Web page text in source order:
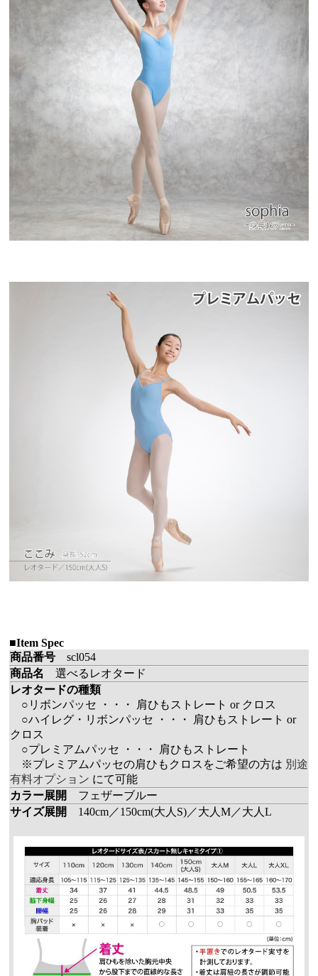
■Item Spec
商品番号scl054
商品名
選べるレオタード
レオタードの種類
○リボンパッセ ・・・ 肩ひもストレート or クロス
○ハイレグ・リボンパッセ ・・・ 肩ひもストレート or
クロス
○プレミアムパッセ ・・・ 肩ひもストレート
※プレミアムパッセの肩ひもクロスをご希望の方は 別途
有料オプション にて可能
カラー展開
フェザーブルー
サイズ展開
140cm／150cm(大人S)／大人M／大人L